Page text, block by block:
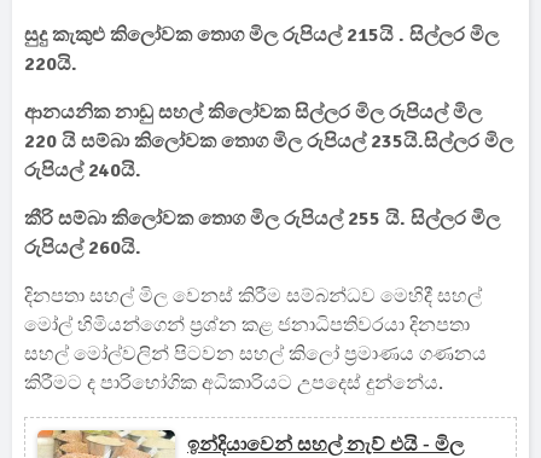
සුදු කැකුළු කිලෝවක තොග මිල රුපියල් 215යි . සිල්ලර මිල
220යි.
ආනයනික නාඩු සහල් කිලෝවක සිල්ලර මිල රුපියල් මිල
220 යි සම්බා කිලෝවක තොග මිල රුපියල් 235යි.සිල්ලර මිල
රුපියල් 240යි.
කීරි සම්බා කිලෝවක තොග මිල රුපියල් 255 යි. සිල්ලර මිල
රුපියල් 260යි.
දිනපතා සහල් මිල වෙනස් කිරීම සම්බන්ධව මෙහිදී සහල්
මෝල් හිමියන්ගෙන් ප්‍රශ්න කළ ජනාධිපතිවරයා දිනපතා
සහල් මෝල්වලින් පිටවන සහල් කිලෝ ප්‍රමාණය ගණනය
කිරීමට ද පාරිභෝගික අධිකාරියට උපදෙස් දුන්නේය.
ඉන්දියාවෙන් සහල් නැව් එයි - මිල